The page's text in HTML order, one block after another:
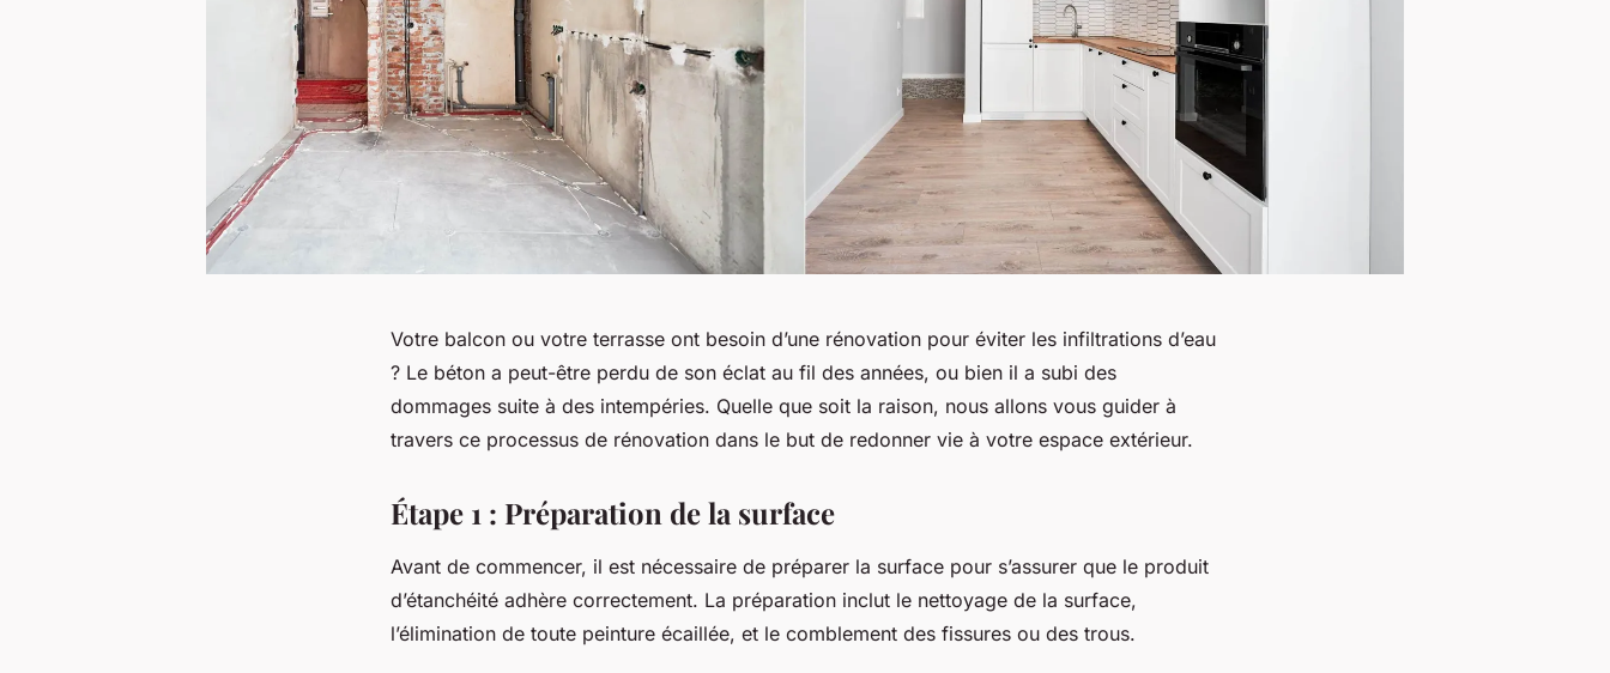
Votre balcon ou votre terrasse ont besoin d’une rénovation pour éviter les infiltrations d’eau
? Le béton a peut-être perdu de son éclat au fil des années, ou bien il a subi des
dommages suite à des intempéries. Quelle que soit la raison, nous allons vous guider à
travers ce processus de rénovation dans le but de redonner vie à votre espace extérieur.
Étape 1 : Préparation de la surface
Avant de commencer, il est nécessaire de préparer la surface pour s’assurer que le produit
d’étanchéité adhère correctement. La préparation inclut le nettoyage de la surface,
l’élimination de toute peinture écaillée, et le comblement des fissures ou des trous.